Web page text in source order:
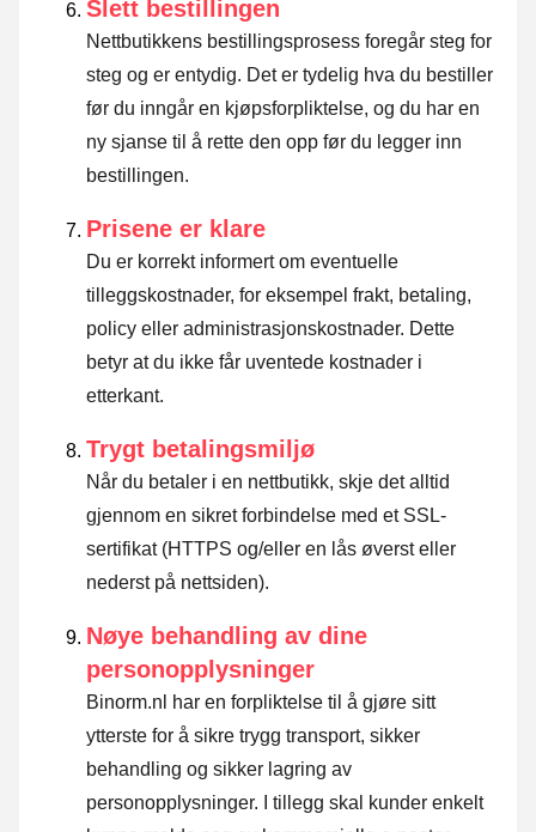
Slett bestillingen
Nettbutikkens bestillingsprosess foregår steg for
steg og er entydig. Det er tydelig hva du bestiller
før du inngår en kjøpsforpliktelse, og du har en
ny sjanse til å rette den opp før du legger inn
bestillingen.
Prisene er klare
Du er korrekt informert om eventuelle
tilleggskostnader, for eksempel frakt, betaling,
policy eller administrasjonskostnader. Dette
betyr at du ikke får uventede kostnader i
etterkant.
Trygt betalingsmiljø
Når du betaler i en nettbutikk, skje det alltid
gjennom en sikret forbindelse med et SSL-
sertifikat (HTTPS og/eller en lås øverst eller
nederst på nettsiden).
Nøye behandling av dine
personopplysninger
Binorm.nl har en forpliktelse til å gjøre sitt
ytterste for å sikre trygg transport, sikker
behandling og sikker lagring av
personopplysninger. I tillegg skal kunder enkelt